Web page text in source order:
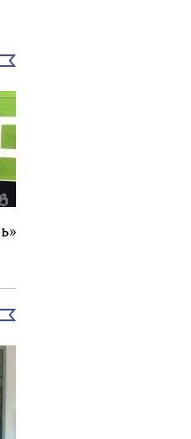
Выбрать
Выбрать